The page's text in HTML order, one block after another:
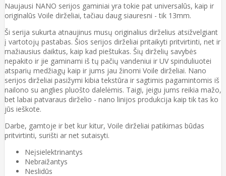
Naujausi NANO serijos gaminiai yra tokie pat universalūs, kaip ir
originalūs Voile dirželiai, tačiau daug siauresni - tik 13mm.
Ši serija sukurta atnaujinus musų originalius dirželius atsižvelgiant
į vartotojų pastabas. Šios serijos dirželiai pritaikyti pritvirtinti, net ir
mažiausius daiktus, kaip kad pieštukas. Šių dirželių savybės
nepakito ir jie gaminami iš tų pačių vandeniui ir UV spinduliuotei
atsparių medžiagų kaip ir jums jau žinomi Voile dirželiai. Nano
serijos dirželiai pasižymi kibia tekstūra ir sagtimis pagamintomis iš
nailono su anglies pluošto dalelėmis. Taigi, jeigu jums reikia mažo,
bet labai patvaraus dirželio - nano linijos produkcija kaip tik tas ko
jūs ieškote.
Darbe, gamtoje ir bet kur kitur, Voile dirželiai patikimas būdas
pritvirtinti, surišti ar net sutaisyti.
Neįsielektrinantys
Nebraižantys
Neslidūs